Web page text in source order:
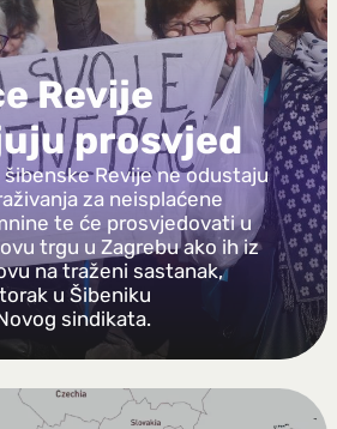
Revije
prosvjed
Revije ne odustaju
za neisplaćene
te će prosvjedovati u
trgu u Zagrebu ako ih iz
na traženi sastanak,
u Šibeniku
sindikata.